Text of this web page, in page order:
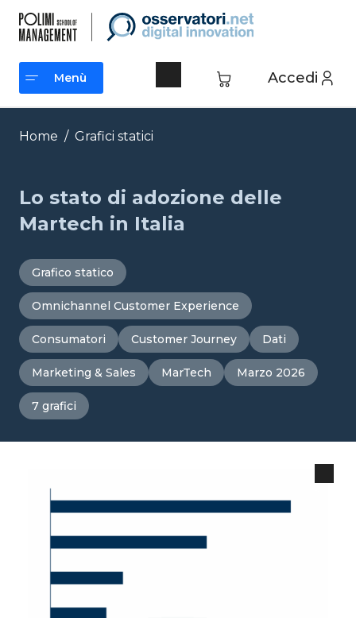
contenuto
Accedi
Menù
Menù
Home / Grafici statici
Lo stato di adozione delle
Martech in Italia
Grafico statico
Omnichannel Customer Experience
Consumatori Customer Journey Dati
Marketing & Sales MarTech Marzo 2026
7 grafici